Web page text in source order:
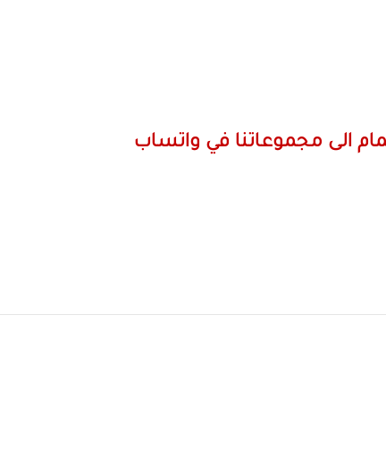
الى مجموعاتنا في واتساب